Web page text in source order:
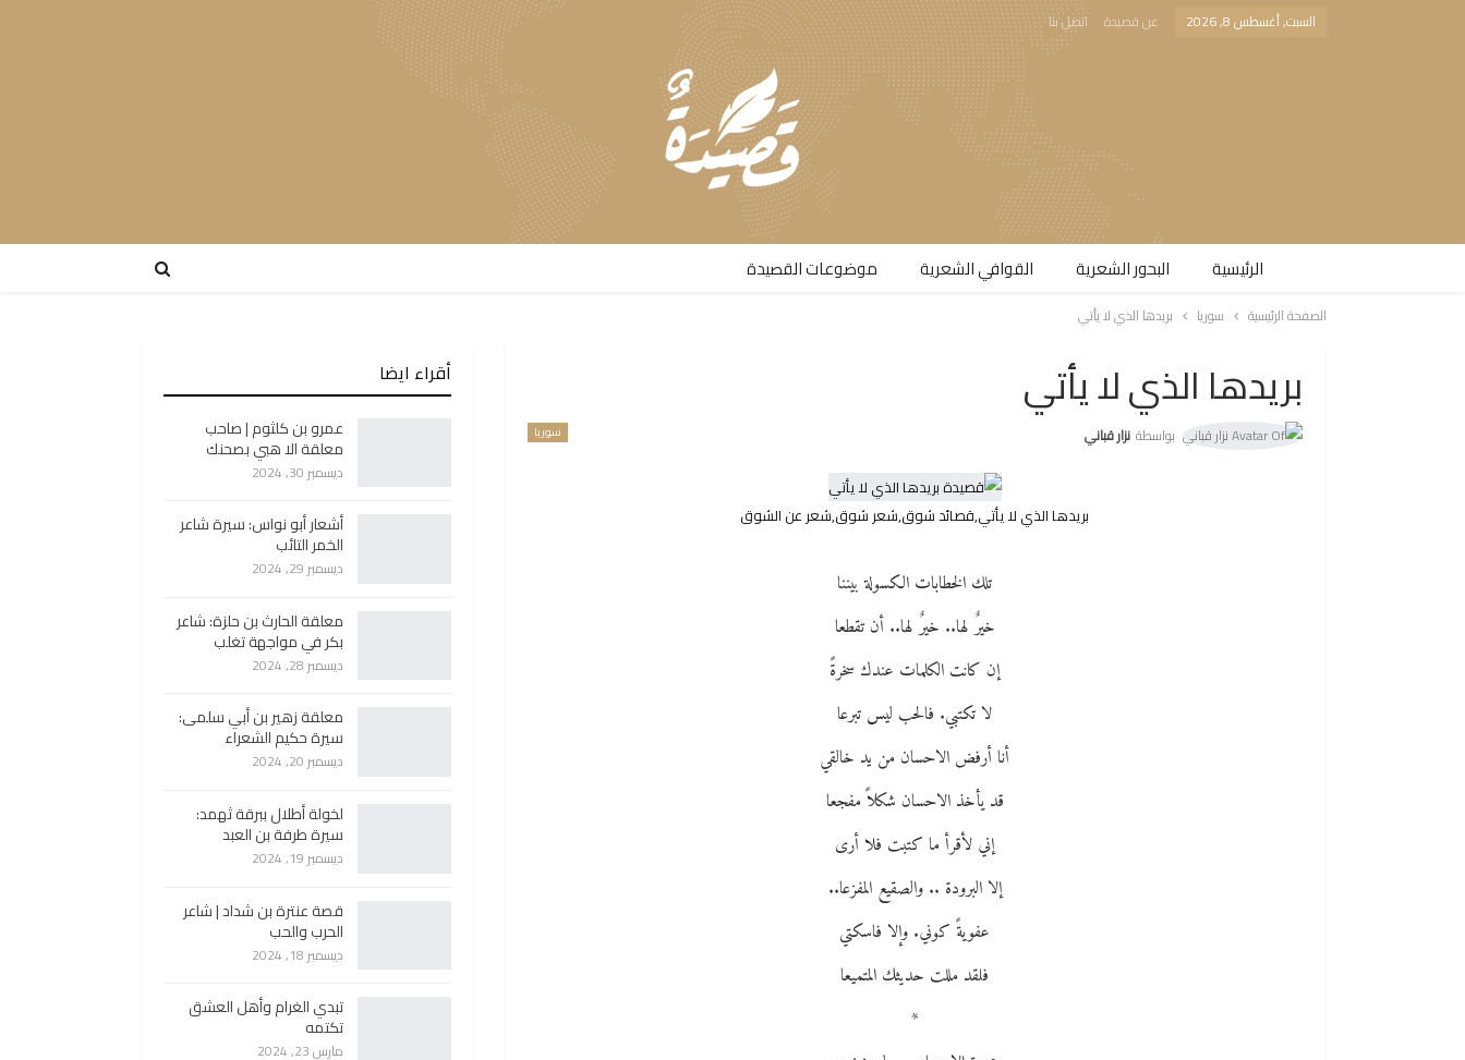
السبت, أغسطس 8, 2026 عن قصيدة اتصل بنا
الرئيسية البحور الشعرية​ القوافي الشعرية​ موضوعات القصيدة​
الصفحة الرئيسية سوريا بريدها الذي لا يأتي
بريدها الذي لا يأتي
سوريا بواسطة نزار قباني
بريدها الذي لا يأتي,قصائد شوق,شعر شوق,شعر عن الشوق
تلك الخطابات الكسولة بيننا
خيرٌ لها.. خيرٌ لها.. أن تقطعا
إن كانت الكلمات عندك سخرةً
لا تكتبي. فالحب ليس تبرعا
أنا أرفض الاحسان من يد خالقي
قد يأخذ الاحسان شكلاً مفجعا
إني لأقرأ ما كتبت فلا أرى
إلا البرودة .. والصقيع المفزعا..
عفويةً كوني. وإلا فاسكتي
فلقد مللت حديثك المتميعا
*
أقراء ايضا
عمرو بن كلثوم | صاحب
معلقة الا هبي بصحنك
ديسمبر 30, 2024
أشعار أبو نواس: سيرة شاعر
الخمر التائب
ديسمبر 29, 2024
معلقة الحارث بن حلزة: شاعر
بكر في مواجهة تغلب
ديسمبر 28, 2024
معلقة زهير بن أبي سلمى:
سيرة حكيم الشعراء
ديسمبر 20, 2024
لخولة أطلال ببرقة ثهمد:
سيرة طرفة بن العبد
ديسمبر 19, 2024
قصة عنترة بن شداد | شاعر
الحرب والحب
ديسمبر 18, 2024
تبدي الغرام وأهل العشق
تكتمه
مارس 23, 2024